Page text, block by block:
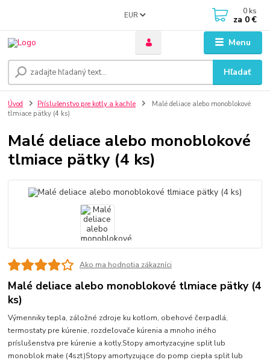
Menu
EUR
Hľadať
0 ks
za 0 €
Úvod Príslušenstvo pre kotly a kachle
Malé deliace alebo monoblokové
tlmiace pätky (4 ks)
Malé deliace alebo monoblokové
tlmiace pätky (4 ks)
Ako ma hodnotia zákazníci
Malé deliace alebo monoblokové tlmiace pätky (4
ks)
Výmenniky tepla, záložné zdroje ku kotlom, obehové čerpadlá,
termostaty pre kúrenie, rozdeľovače kúrenia a mnoho iného
príslušenstva pre kúrenie a kotly.Stopy amortyzacyjne split lub
monoblok małe (4szt)Stopy amortyzujące do pomp ciepła split lub